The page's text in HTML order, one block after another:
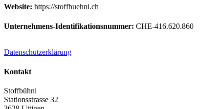
Website: https://stoffbuehni.ch
Unternehmens-Identifikationsnummer: CHE-416.620.860
Datenschutzerklärung
Kontakt
Stoffbühni
Stationsstrasse 32